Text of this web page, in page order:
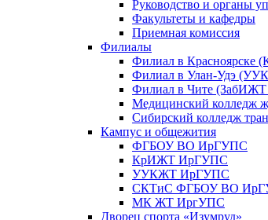
Руководство и органы
Факультеты и кафедры
Приемная комиссия
Филиалы
Филиал в
Филиал в Улан-Удэ
Филиал в Чите
Медицинский колледж
Сибирский колледж
Кампус и общежития
ФГБОУ ВО ИрГУПС
КрИЖТ ИрГУПС
УУКЖТ ИрГУПС
СКТиС ФГБОУ ВО
МК ЖТ ИргУПС
Дворец спорта «Изумруд»